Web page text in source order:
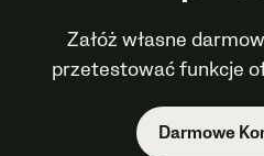
Załóż własne
przetestować funkcje
Darmowe